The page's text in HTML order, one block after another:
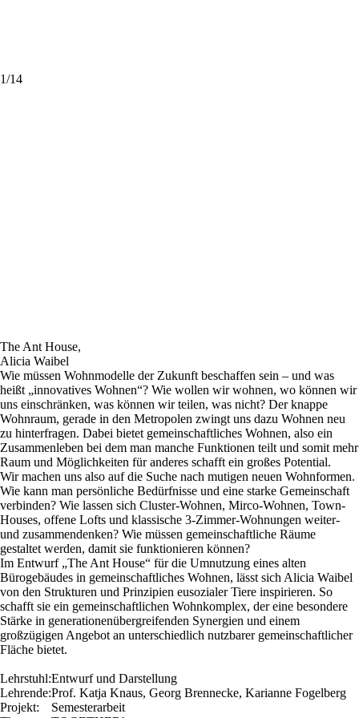
1/14
The Ant House,
Alicia Waibel
Wie müssen Wohnmodelle der Zukunft beschaffen sein – und was
heißt „innovatives Wohnen“? Wie wollen wir wohnen, wo können wir
uns einschränken, was können wir teilen, was nicht? Der knappe
Wohnraum, gerade in den Metropolen zwingt uns dazu Wohnen neu
zu hinterfragen. Dabei bietet gemeinschaftliches Wohnen, also ein
Zusammenleben bei dem man manche Funktionen teilt und somit mehr
Raum und Möglichkeiten für anderes schafft ein großes Potential.
Wir machen uns also auf die Suche nach mutigen neuen Wohnformen.
Wie kann man persönliche Bedürfnisse und eine starke Gemeinschaft
verbinden? Wie lassen sich Cluster-Wohnen, Mirco-Wohnen, Town-
Houses, offene Lofts und klassische 3-Zimmer-Wohnungen weiter-
und zusammendenken? Wie müssen gemeinschaftliche Räume
gestaltet werden, damit sie funktionieren können?
Im Entwurf „The Ant House“ für die Umnutzung eines alten
Bürogebäudes in gemeinschaftliches Wohnen, lässt sich Alicia Waibel
von den Strukturen und Prinzipien eusozialer Tiere inspirieren. So
schafft sie ein gemeinschaftlichen Wohnkomplex, der eine besondere
Stärke in generationenübergreifenden Synergien und einem
großzügigen Angebot an unterschiedlich nutzbarer gemeinschaftlicher
Fläche bietet.
Lehrstuhl:Entwurf und Darstellung
Lehrende:Prof. Katja Knaus, Georg Brennecke, Karianne Fogelberg
Projekt:
Semesterarbeit